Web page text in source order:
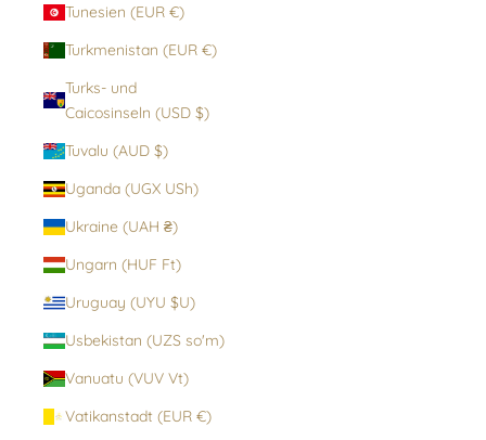
Tunesien (EUR €)
Turkmenistan (EUR €)
Turks- und
Caicosinseln (USD $)
Tuvalu (AUD $)
Uganda (UGX USh)
Ukraine (UAH ₴)
Ungarn (HUF Ft)
Uruguay (UYU $U)
Usbekistan (UZS so'm)
Vanuatu (VUV Vt)
Vatikanstadt (EUR €)